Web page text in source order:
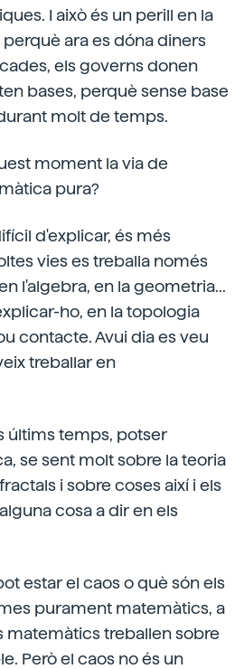
I això és un perill en la
ara es dóna diners
els governs donen
bases, perquè sense base
molt de temps.
moment la via de
pura?
d'explicar, és més
vies es treballa només
l'algebra, en la geometria...
ho, en la topologia
contacte. Avui dia es veu
treballar en
últims temps, potser
se sent molt sobre la teoria
i sobre coses així i els
cosa a dir en els
estar el caos o què són els
purament matemàtics, a
matemàtics treballen sobre
Però el caos no és un